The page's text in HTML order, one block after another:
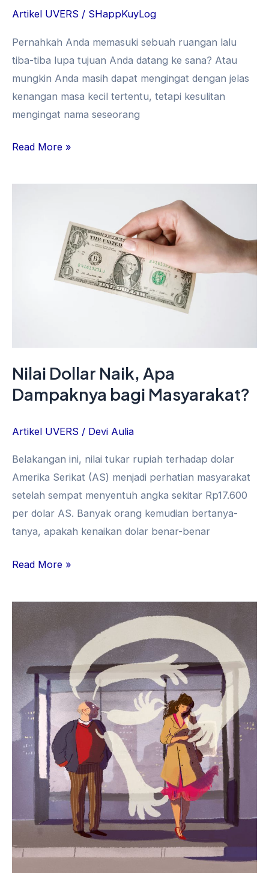
Artikel UVERS / SHappKuyLog
Pernahkah Anda memasuki sebuah ruangan lalu
tiba-tiba lupa tujuan Anda datang ke sana? Atau
mungkin Anda masih dapat mengingat dengan jelas
kenangan masa kecil tertentu, tetapi kesulitan
mengingat nama seseorang
Read More »
Nilai Dollar Naik, Apa
Dampaknya bagi Masyarakat?
Artikel UVERS / Devi Aulia
Belakangan ini, nilai tukar rupiah terhadap dolar
Amerika Serikat (AS) menjadi perhatian masyarakat
setelah sempat menyentuh angka sekitar Rp17.600
per dolar AS. Banyak orang kemudian bertanya-
tanya, apakah kenaikan dolar benar-benar
Dampaknya
Read More »
Candaan?”
Saat
Kampus
Perlu
Lebih
Mawas
terhadap
Pelecehan